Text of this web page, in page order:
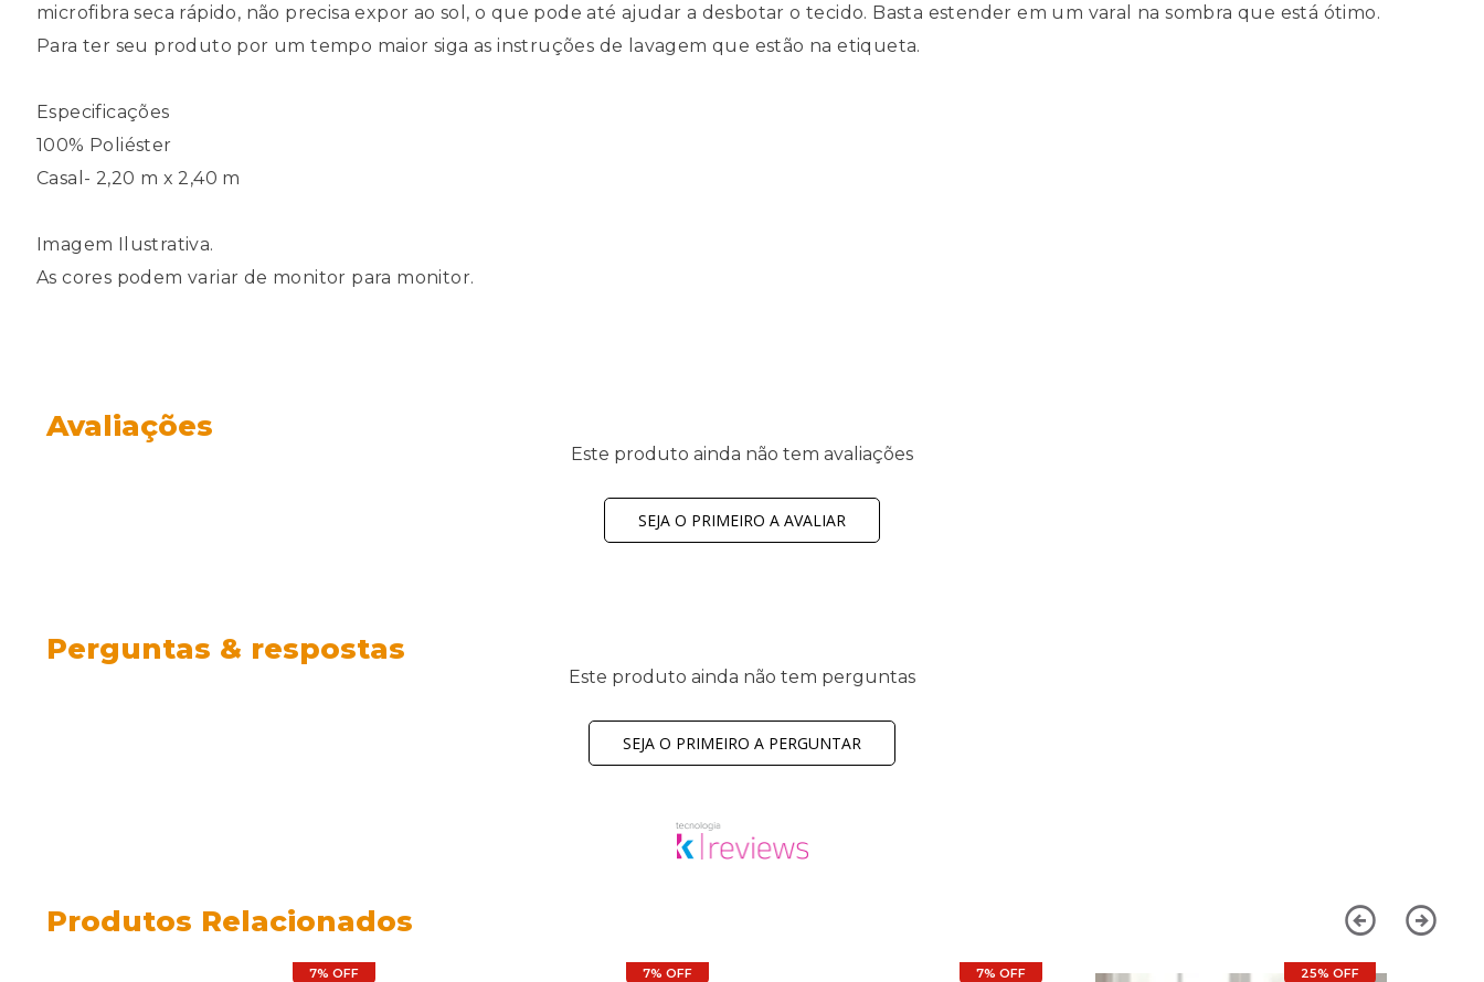
microfibra seca rápido, não precisa expor ao sol, o que pode até ajudar a desbotar o tecido. Basta estender em um varal na sombra que está ótimo.
Para ter seu produto por um tempo maior siga as instruções de lavagem que estão na etiqueta.
Especificações
100% Poliéster
Casal- 2,20 m x 2,40 m
Imagem Ilustrativa.
As cores podem variar de monitor para monitor.
Avaliações
Este produto ainda não tem avaliações
SEJA O PRIMEIRO A AVALIAR
Perguntas & respostas
Este produto ainda não tem perguntas
SEJA O PRIMEIRO A PERGUNTAR
Produtos Relacionados
7% OFF 7% OFF 7% OFF 25% OFF